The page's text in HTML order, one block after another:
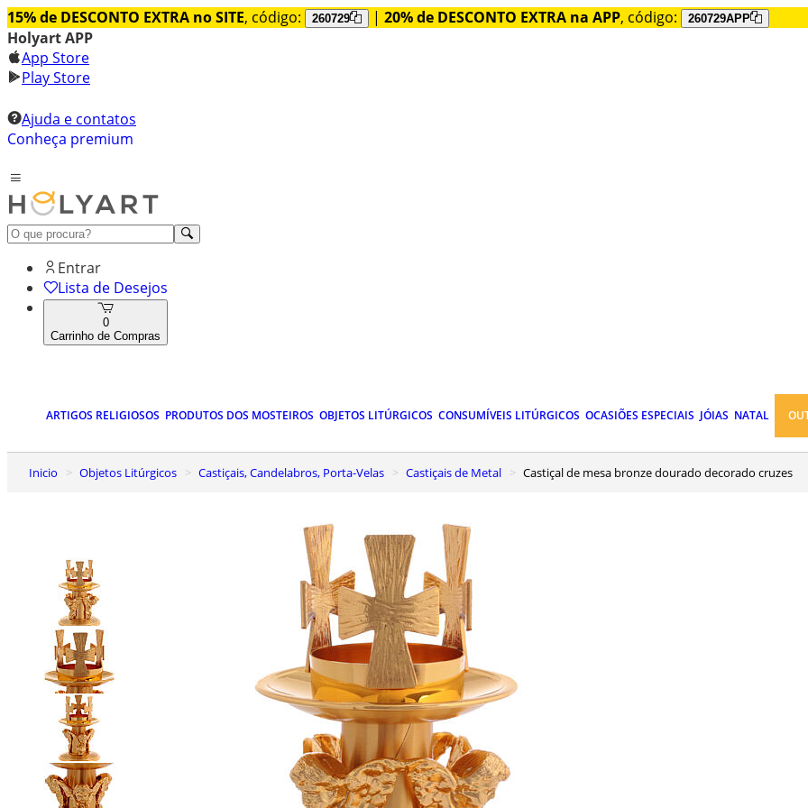
15% de DESCONTO EXTRA no SITE, código: 260729 | 20% de DESCONTO EXTRA na APP, código: 260729APP
Holyart APP
App Store
Play Store
Ajuda e contatos
Conheça premium
Entrar
Lista de Desejos
0
Carrinho de Compras
ARTIGOS RELIGIOSOS PRODUTOS DOS MOSTEIROS OBJETOS LITÚRGICOS CONSUMÍVEIS LITÚRGICOS OCASIÕES ESPECIAIS JÓIAS NATAL
Inicio Objetos Litúrgicos Castiçais, Candelabros, Porta-Velas Castiçais de Metal Castiçal de mesa bronze dourado decorado cruzes